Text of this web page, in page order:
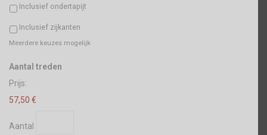
Inclusief ondertapijt
Inclusief zijkanten
Meerdere keuzes mogelijk
Aantal treden
Prijs:
57,50 €
Aantal